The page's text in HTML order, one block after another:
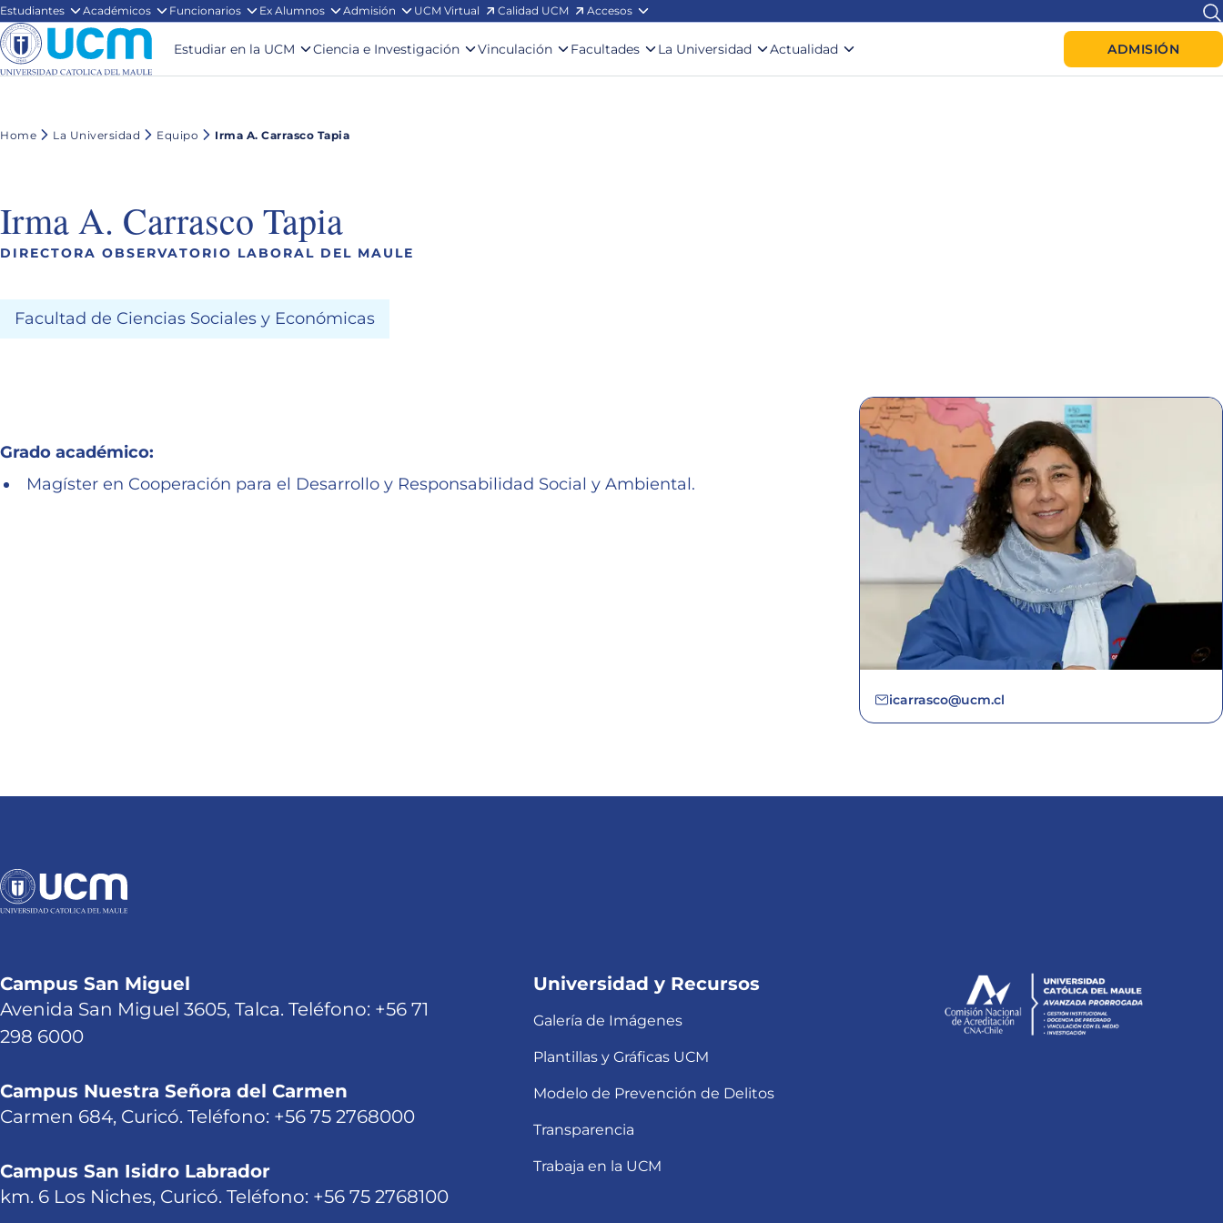
Estudiantes Académicos Funcionarios Ex Alumnos Admisión UCM Virtual Calidad UCM Accesos
Estudiar en la UCM Ciencia e Investigación Vinculación Facultades La Universidad Actualidad ADMISIÓN
Home La Universidad Equipo Irma A. Carrasco Tapia
Irma A. Carrasco Tapia
DIRECTORA OBSERVATORIO LABORAL DEL MAULE
Facultad de Ciencias Sociales y Económicas
Grado académico:
Magíster en Cooperación para el Desarrollo y Responsabilidad Social y Ambiental.
icarrasco@ucm.cl
Campus San Miguel
Avenida San Miguel 3605, Talca. Teléfono: +56 71
298 6000
Campus Nuestra Señora del Carmen
Carmen 684, Curicó. Teléfono: +56 75 2768000
Campus San Isidro Labrador
km. 6 Los Niches, Curicó. Teléfono: +56 75 2768100
Universidad y Recursos
Galería de Imágenes
Plantillas y Gráficas UCM
Modelo de Prevención de Delitos
Transparencia
Trabaja en la UCM